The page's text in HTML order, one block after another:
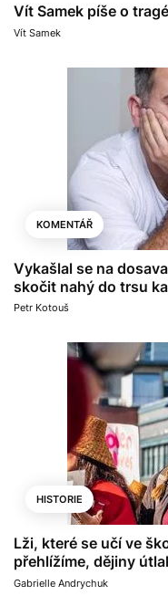
Vít Samek píše o
Vít Samek
KOMENTÁŘ
Vykašlal se na
skočit nahý do trsu
Petr Kotouš
HISTORIE
Lži, které se učí ve
přehlížíme, dějiny
Gabrielle Andrychuk